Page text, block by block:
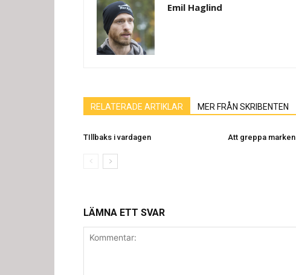
Emil Haglind
RELATERADE ARTIKLAR MER FRÅN SKRIBENTEN
TIllbaks i vardagen Att greppa marken
LÄMNA ETT SVAR